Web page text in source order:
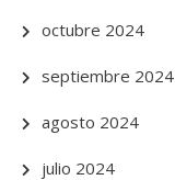
octubre 2024
septiembre 2024
agosto 2024
julio 2024